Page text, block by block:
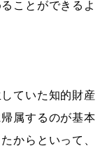
ことができるよ
ていた知的財産
属するのが基本
からといって、